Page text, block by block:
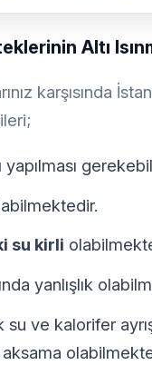
Altı
karşısında
yapılması
su kirli
yanlışlık
su ve kalorifer
aksama